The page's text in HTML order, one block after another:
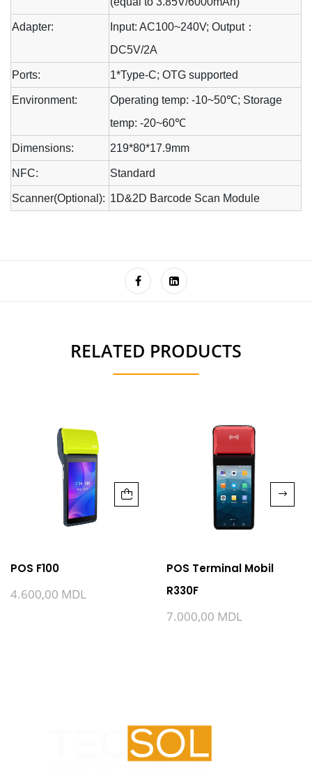
Adapter: Input: AC100~240V; Output：
DC5V/2A
Ports: 1*Type-C; OTG supported
Environment: Operating temp: -10~50℃; Storage
temp: -20~60℃
Dimensions: 219*80*17.9mm
NFC: Standard
Scanner(Optional): 1D&2D Barcode Scan Module
RELATED PRODUCTS
POS F100
4.600,00 MDL
POS Terminal Mobil
R330F
7.000,00 MDL